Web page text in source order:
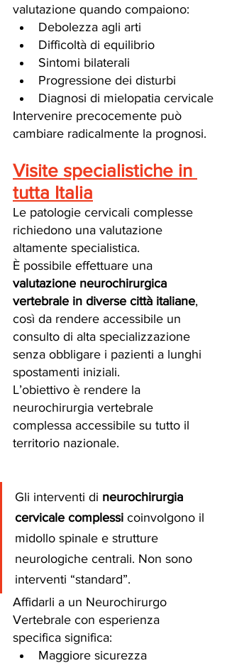
valutazione quando compaiono:
Debolezza agli arti
Difficoltà di equilibrio
Sintomi bilaterali
Progressione dei disturbi
Diagnosi di mielopatia cervicale
Intervenire precocemente può
cambiare radicalmente la prognosi.
Visite specialistiche in
tutta Italia
Le patologie cervicali complesse
richiedono una valutazione
altamente specialistica.
È possibile effettuare una
valutazione neurochirurgica
vertebrale in diverse città italiane,
così da rendere accessibile un
consulto di alta specializzazione
senza obbligare i pazienti a lunghi
spostamenti iniziali.
L’obiettivo è rendere la
neurochirurgia vertebrale
complessa accessibile su tutto il
territorio nazionale.
Gli interventi di neurochirurgia
cervicale complessi coinvolgono il
midollo spinale e strutture
neurologiche centrali. Non sono
interventi “standard”.
Affidarli a un Neurochirurgo
Vertebrale con esperienza
specifica significa:
Maggiore sicurezza